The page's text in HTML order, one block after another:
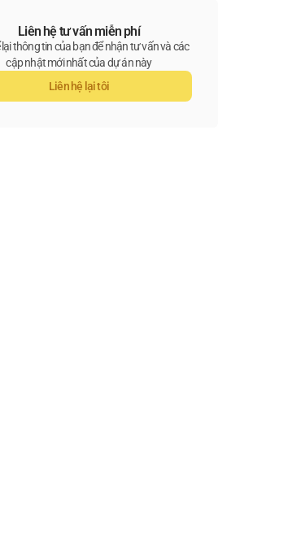
Liên hệ tư vấn miễn phí
lại thông tin của bạn để nhận tư vấn và các
cập nhật mới nhất của dự án này
Liên hệ lại tôi